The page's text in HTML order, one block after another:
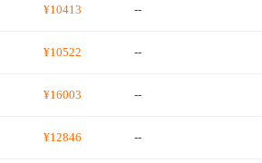
¥10413 --
¥10522 --
¥16003 --
¥12846 --